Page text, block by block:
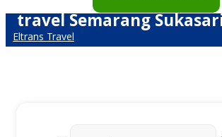
travel Semarang
Eltrans Travel